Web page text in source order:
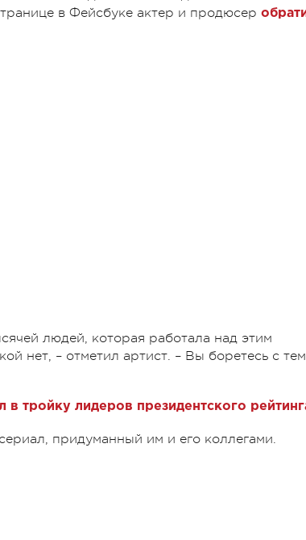
в Фейсбуке актер и продюсер
людей, которая работала над этим
нет, – отметил артист. – Вы боретесь с
тройку лидеров президентского
придуманный им и его коллегами.